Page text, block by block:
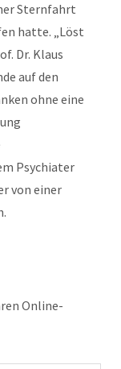
Sternfahrt
hatte. „Löst
Dr. Klaus
auf den
ohne eine
Psychiater
von einer
Online-